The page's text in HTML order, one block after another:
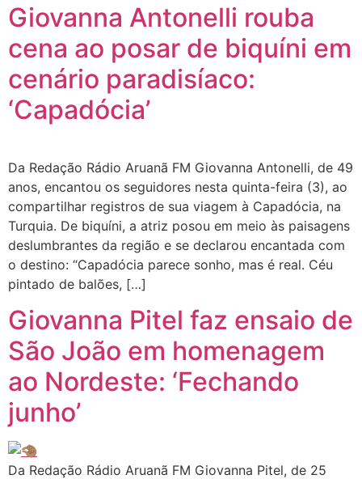
Giovanna Antonelli rouba
cena ao posar de biquíni em
cenário paradisíaco:
‘Capadócia’
Da Redação Rádio Aruanã FM Giovanna Antonelli, de 49
anos, encantou os seguidores nesta quinta-feira (3), ao
compartilhar registros de sua viagem à Capadócia, na
Turquia. De biquíni, a atriz posou em meio às paisagens
deslumbrantes da região e se declarou encantada com
o destino: “Capadócia parece sonho, mas é real. Céu
pintado de balões, […]
Giovanna Pitel faz ensaio de
São João em homenagem
ao Nordeste: ‘Fechando
junho’
Da Redação Rádio Aruanã FM Giovanna Pitel, de 25